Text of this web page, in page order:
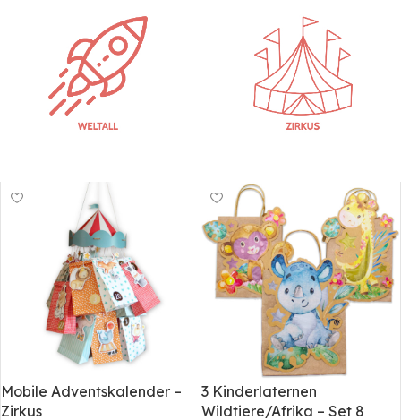
Mobile Adventskalender –
Zirkus
3 Kinderlaternen
Wildtiere/Afrika – Set 8